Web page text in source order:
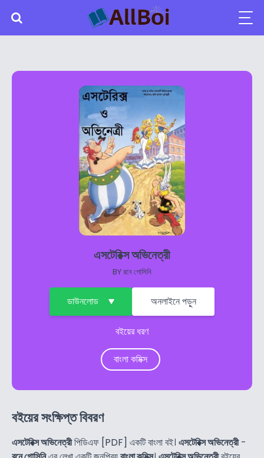
এসটেরিক্স অভিনেত্রী
BYরনে গোসিনি
ডাউনলোড অনলাইনে পড়ুন
বইয়ের ধরণ
বাংলা কমিক্স
বইয়ের সংক্ষিপ্ত বিবরণ
এসটেরিক্স অভিনেত্রীপিডিএফ [PDF] একটি বাংলা বই। এসটেরিক্স অভিনেত্রী-